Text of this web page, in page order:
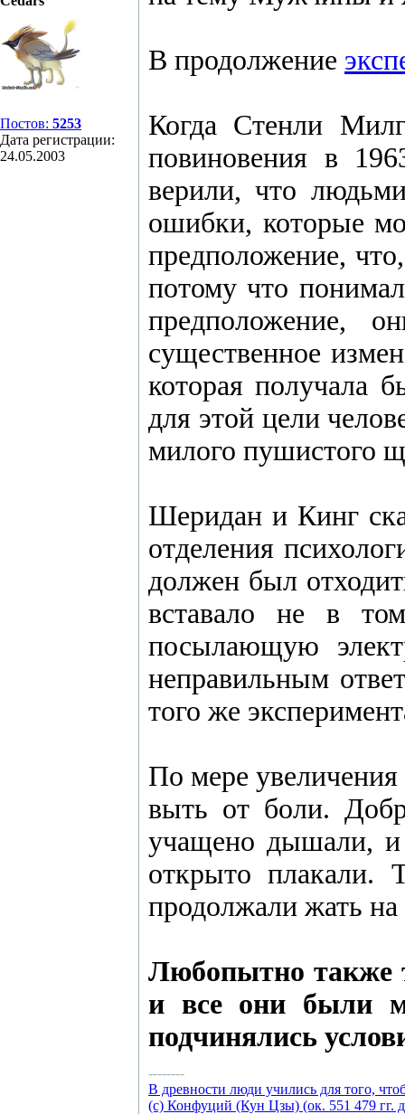
Постов: 5253
Дата регистрации:
24.05.2003
В продолжение
Когда Стенли
повиновения в
верили, что
ошибки, которые
предположение,
потому что
предположение,
существенное
которая получала
для этой цели
милого пушистого
Шеридан и Кинг
отделения
должен был
вставало не в
посылающую
неправильным
того же
По мере
выть от боли.
учащено дышали, и
открыто
продолжали жать
Любопытно также
и все они были
подчинялись
--------
В древности люди учились для того,
(с) Конфуций (Кун Цзы) (ок. 551 479 гг.